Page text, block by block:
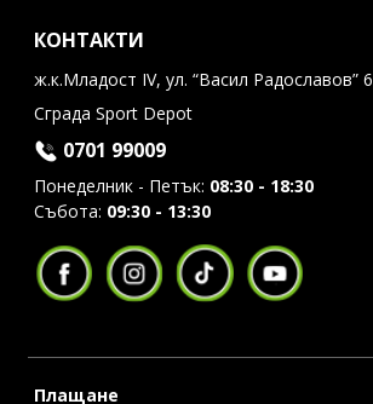
КОНТАКТИ
ж.к.Младост IV, ул. “Васил Радославов” 6
Сграда Sport Depot
0701 99009
Понеделник - Петък: 08:30 - 18:30
Събота: 09:30 - 13:30
Плащане